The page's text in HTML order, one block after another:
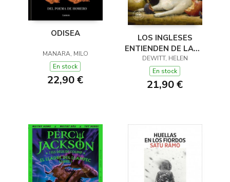
ODISEA
MANARA, MILO
En stock
22,90 €
LOS INGLESES
ENTIENDEN DE LANA
(Y OTROS TRUCOS)
DEWITT, HELEN
En stock
21,90 €